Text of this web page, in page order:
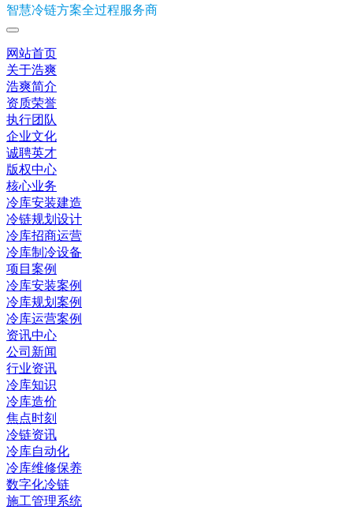
智慧冷链方案全过程服务商
网站首页
关于浩爽
浩爽简介
资质荣誉
执行团队
企业文化
诚聘英才
版权中心
核心业务
冷库安装建造
冷链规划设计
冷库招商运营
冷库制冷设备
项目案例
冷库安装案例
冷库规划案例
冷库运营案例
资讯中心
公司新闻
行业资讯
冷库知识
冷库造价
焦点时刻
冷链资讯
冷库自动化
冷库维修保养
数字化冷链
施工管理系统